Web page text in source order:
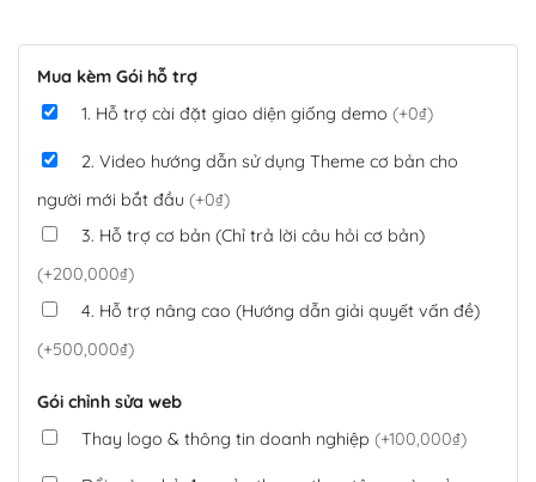
Mua kèm Gói hỗ trợ
1. Hỗ trợ cài đặt giao diện giống demo (+0₫)
2. Video hướng dẫn sử dụng Theme cơ bản cho
người mới bắt đầu (+0₫)
3. Hỗ trợ cơ bản (Chỉ trả lời câu hỏi cơ bản)
(+200,000₫)
4. Hỗ trợ nâng cao (Hướng dẫn giải quyết vấn đề)
(+500,000₫)
Gói chỉnh sửa web
Thay logo & thông tin doanh nghiệp (+100,000₫)